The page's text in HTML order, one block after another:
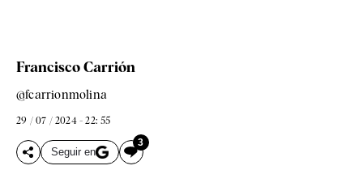
Francisco Carrión
@fcarrionmolina
29 / 07 / 2024 - 22: 55
Seguir en
3